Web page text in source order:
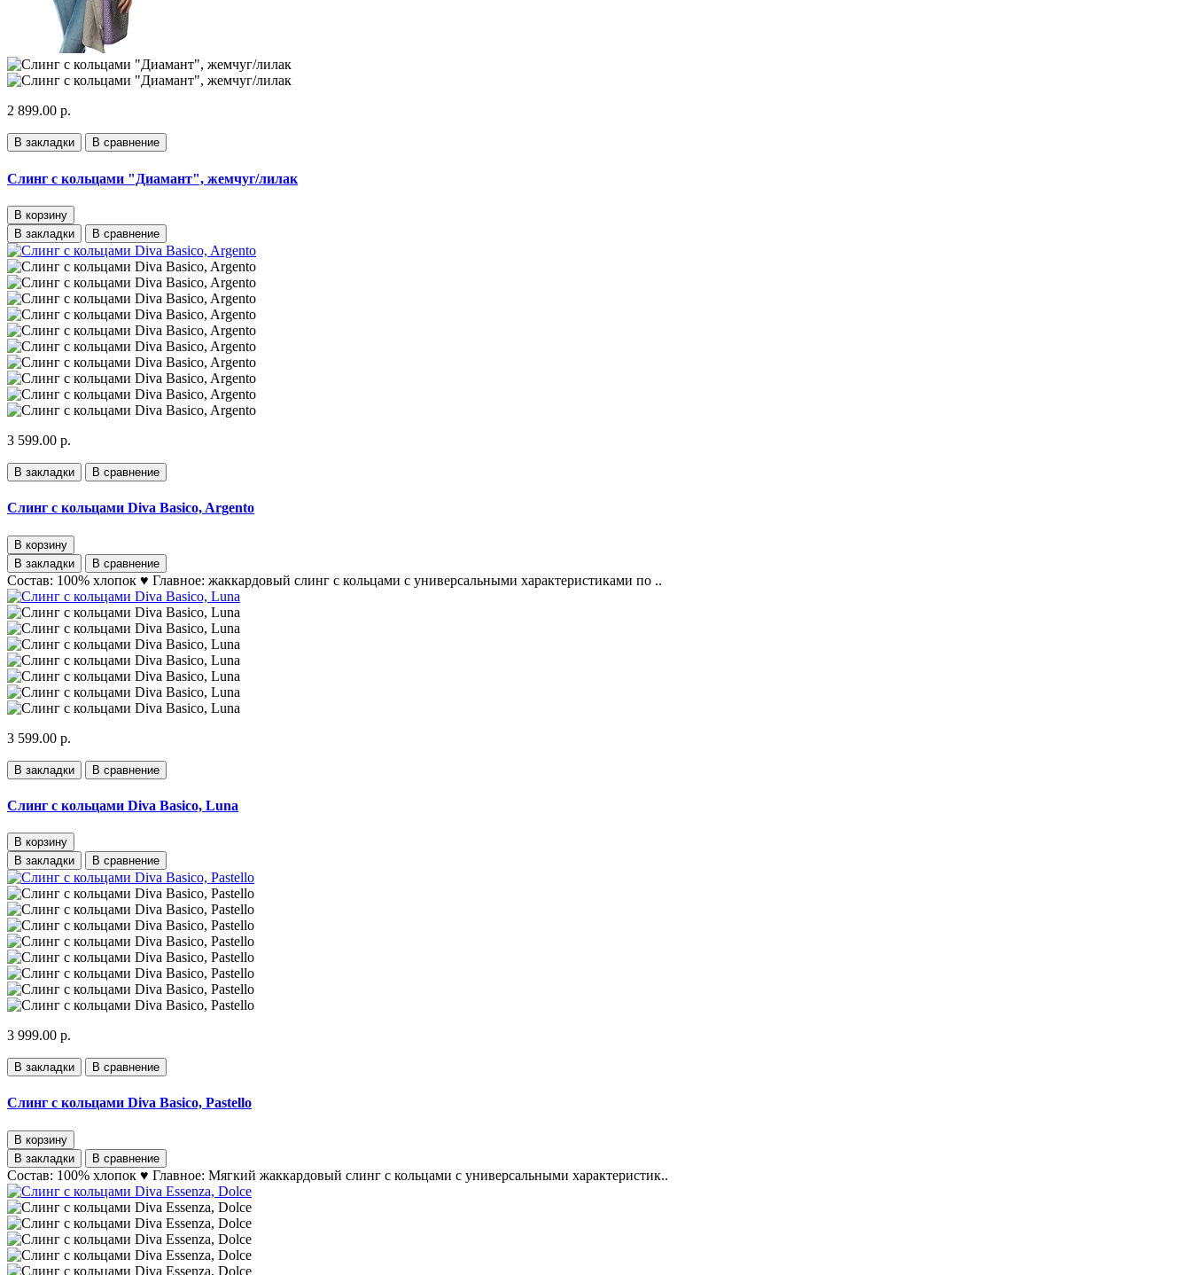
2 899.00 р.
В закладки В сравнение
Слинг с кольцами "Диамант", жемчуг/лилак
В корзину
В закладки
В сравнение
3 599.00 р.
В закладки В сравнение
Слинг с кольцами Diva Basico, Argento
В корзину
В закладки
В сравнение
Состав: 100% хлопок ♥ Главное: жаккардовый слинг с кольцами с универсальными характеристиками по ..
3 599.00 р.
В закладки В сравнение
Слинг с кольцами Diva Basico, Luna
В корзину
В закладки
В сравнение
3 999.00 р.
В закладки В сравнение
Слинг с кольцами Diva Basico, Pastello
В корзину
В закладки
В сравнение
Состав: 100% хлопок ♥ Главное: Мягкий жаккардовый слинг с кольцами с универсальными характеристик..